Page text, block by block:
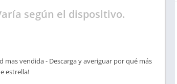
según el dispositivo.
mas vendida - Descarga y averiguar por qué más
estrella!